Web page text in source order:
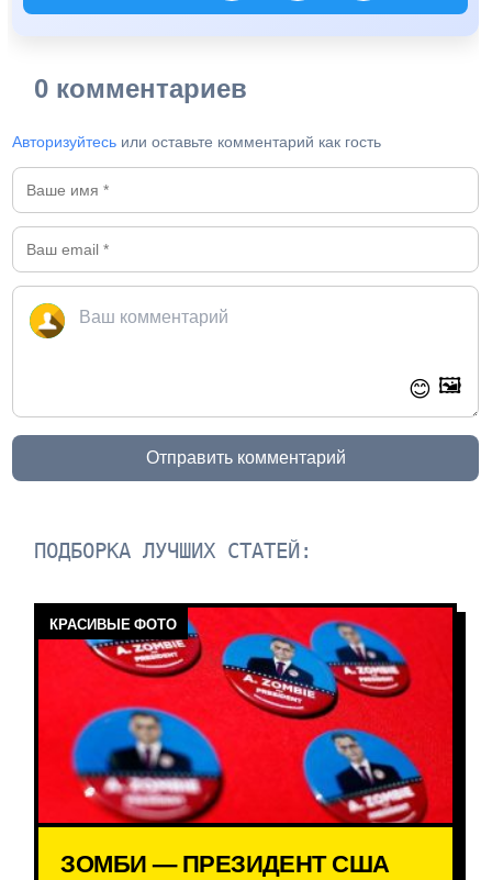
0 комментариев
Авторизуйтесь или оставьте комментарий как гость
😊 🖼️
Отправить комментарий
ПОДБОРКА ЛУЧШИХ СТАТЕЙ:
КРАСИВЫЕ ФОТО
ЗОМБИ — ПРЕЗИДЕНТ США